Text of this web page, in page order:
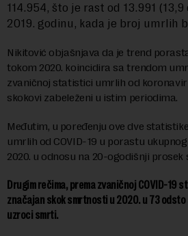
114.954, što je rast od 13.991
2019. godinu, kada je broj umrlih
Nikitović objašnjava da je trend
tokom 2020. koincidira sa trendom
zvaničnoj statistici umrlih od
skokovi zabeleženi u istim periodima.
Međutim, u poređenju ove dve
umrlih od COVID-19 u porastu
2020. u odnosu na 20-ogodišnji prosek
Drugim rečima, prema zvaničnoj COVID-19
značajan skok smrtnosti u 2020. u 73
uzroci smrti.